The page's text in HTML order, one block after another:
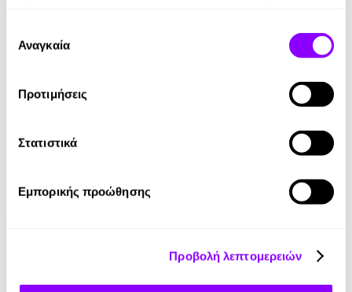
των υπηρεσιών τους.
συγκατάθεσης
Αναγκαία
Προτιμήσεις
Στατιστικά
Εμπορικής προώθησης
Προβολή λεπτομερειών
Στο Σπίτι Της
16.90€